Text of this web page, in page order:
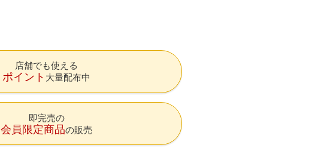
店舗でも使える
ポイント 大量配布中
即完売の
会員限定商品の販売